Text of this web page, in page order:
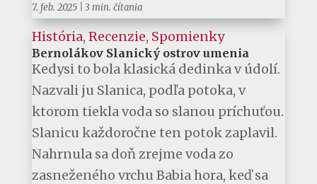
7. feb. 2025| 3 min. čítania
História, Recenzie, Spomienky
Bernolákov Slanický ostrov umenia
Kedysi to bola klasická dedinka v údolí.
Nazvali ju Slanica, podľa potoka, v
ktorom tiekla voda so slanou príchuťou.
Slanicu každoročne ten potok zaplavil.
Nahrnula sa doň zrejme voda zo
zasneženého vrchu Babia hora, keď sa